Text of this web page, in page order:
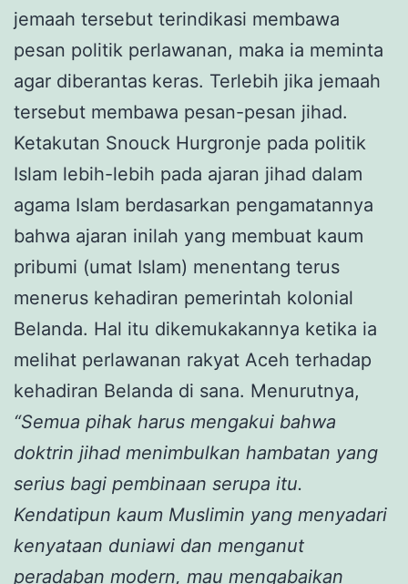
jemaah tersebut terindikasi membawa
pesan politik perlawanan, maka ia meminta
agar diberantas keras. Terlebih jika jemaah
tersebut membawa pesan-pesan jihad.
Ketakutan Snouck Hurgronje pada politik
Islam lebih-lebih pada ajaran jihad dalam
agama Islam berdasarkan pengamatannya
bahwa ajaran inilah yang membuat kaum
pribumi (umat Islam) menentang terus
menerus kehadiran pemerintah kolonial
Belanda. Hal itu dikemukakannya ketika ia
melihat perlawanan rakyat Aceh terhadap
kehadiran Belanda di sana. Menurutnya,
“Semua pihak harus mengakui bahwa
doktrin jihad menimbulkan hambatan yang
serius bagi pembinaan serupa itu.
Kendatipun kaum Muslimin yang menyadari
kenyataan duniawi dan menganut
peradaban modern, mau mengabaikan